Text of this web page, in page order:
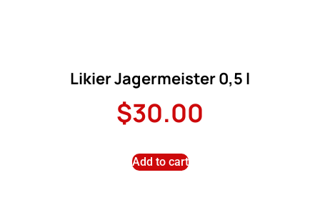
Likier Jagermeister 0,5 l
$30.00
Add to cart